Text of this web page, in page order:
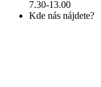
7.30-13.00
Kde nás nájdete?